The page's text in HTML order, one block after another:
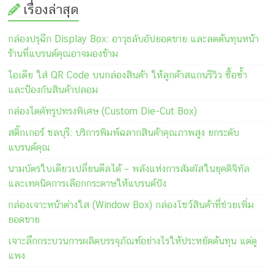
เรื่องล่าสุด
กล่องปรุฉีก Display Box: อาวุธลับอัปยอดขาย และลดต้นทุนหน้า
ร้านที่แบรนด์คุณอาจมองข้าม
ไอเดีย ใส่ QR Code บนกล่องสินค้า ให้ลูกค้าสแกนรีวิว ซื้อซ้ำ
และป้องกันสินค้าปลอม
กล่องไดคัทรูปทรงพิเศษ (Custom Die-Cut Box)
สติ๊กเกอร์ ชลบุรี: บริการพิมพ์ฉลากสินค้าคุณภาพสูง ยกระดับ
แบรนด์คุณ
นามบัตรใบเดียวเปลี่ยนดีลได้ – พลังแห่งการสัมผัสในยุคดิจิทัล
และเทคนิคการเลือกกระดาษให้แบรนด์ปัง
กล่องเจาะหน้าต่างใส (Window Box) กล่องโชว์สินค้าที่ช่วยเพิ่ม
ยอดขาย
เจาะลึกกระบวนการผลิตบรรจุภัณฑ์อย่างไรให้ประหยัดต้นทุน แต่ดู
แพง